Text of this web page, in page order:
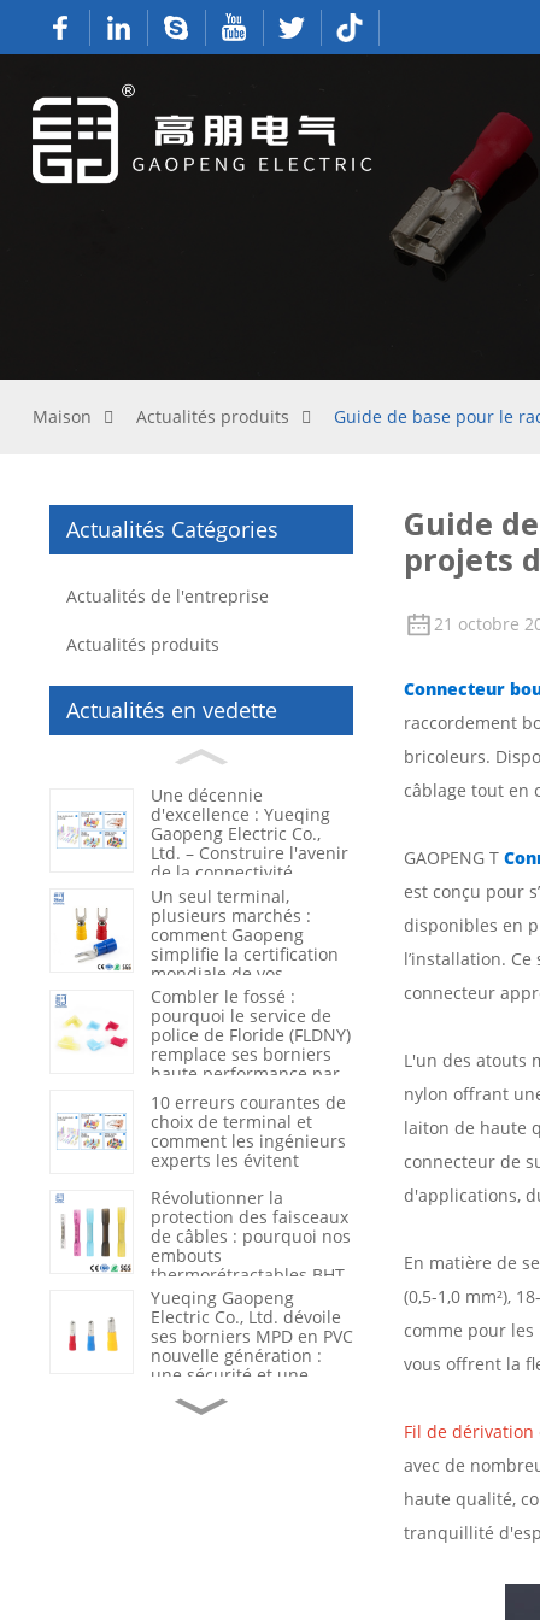
Maison Actualités produits Guide de base pour le
Actualités Catégories
Actualités de l'entreprise
Actualités produits
Actualités en vedette
Une décennie
d'excellence : Yueqing
Gaopeng Electric Co.,
Ltd. – Construire l'avenir
de la connectivité
électrique
Un seul terminal,
plusieurs marchés :
comment Gaopeng
simplifie la certification
mondiale de vos
produits
Combler le fossé :
pourquoi le service de
police de Floride (FLDNY)
remplace ses borniers
haute performance par
du nylon 66 renforcé
10 erreurs courantes de
choix de terminal et
comment les ingénieurs
experts les évitent
Révolutionner la
protection des faisceaux
de câbles : pourquoi nos
embouts
thermorétractables BHT
sont la nouvelle
référence du secteur en
matière d’étanchéité et
d’isolation
Yueqing Gaopeng
Electric Co., Ltd. dévoile
ses borniers MPD en PVC
nouvelle génération :
une sécurité et une
efficacité redéfinies dans
le câblage industriel
Du fournisseur de
produits au partenaire
Guide
projets
21 octobre
Connecteur
raccordement
bricoleurs.
câblage tout en
GAOPENG T
est conçu pour
disponibles en
l’installation.
connecteur
L'un des atouts
nylon offrant
laiton de haute
connecteur de
d'applications,
En matière de
(0,5-1,0 mm²),
comme pour
vous offrent la
Fil de dérivation
avec de
haute qualité,
tranquillité